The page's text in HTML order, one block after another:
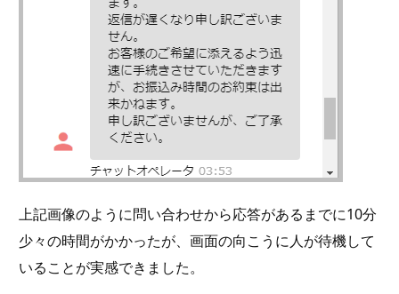
上記画像のように問い合わせから応答があるまでに10分
少々の時間がかかったが、画面の向こうに人が待機して
いることが実感できました。